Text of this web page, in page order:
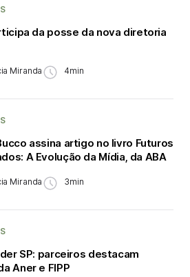
da posse da nova diretoria
Miranda 4min
assina artigo no livro Futuros
A Evolução da Mídia, da ABA
Miranda 3min
SP: parceiros destacam
Aner e FIPP